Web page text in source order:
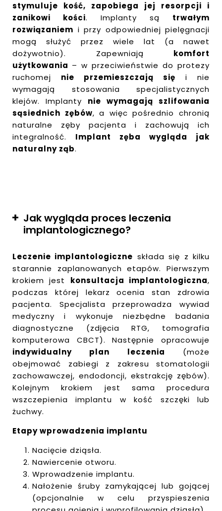
stymuluje kość, zapobiega jej resorpcji i
zanikowi kości. Implanty są trwałym
rozwiązaniem i przy odpowiedniej pielęgnacji
mogą służyć przez wiele lat (a nawet
dożywotnio). Zapewniają komfort
użytkowania – w przeciwieństwie do protezy
ruchomej nie przemieszczają się i nie
wymagają stosowania specjalistycznych
klejów. Implanty nie wymagają szlifowania
sąsiednich zębów, a więc pośrednio chronią
naturalne zęby pacjenta i zachowują ich
integralność. Implant zęba wygląda jak
naturalny ząb.
Jak wygląda proces leczenia
implantologicznego?
Leczenie implantologiczne składa się z kilku
starannie zaplanowanych etapów. Pierwszym
krokiem jest konsultacja implantologiczna,
podczas której lekarz ocenia stan zdrowia
pacjenta. Specjalista przeprowadza wywiad
medyczny i wykonuje niezbędne badania
diagnostyczne (zdjęcia RTG, tomografia
komputerowa CBCT). Następnie opracowuje
indywidualny plan leczenia (może
obejmować zabiegi z zakresu stomatologii
zachowawczej, endodoncji, ekstrakcję zębów).
Kolejnym krokiem jest sama procedura
wszczepienia implantu w kość szczęki lub
żuchwy.
Etapy wprowadzenia implantu
Nacięcie dziąsła.
Nawiercenie otworu.
Wprowadzenie implantu.
Nałożenie śruby zamykającej lub gojącej
(opcjonalnie w celu przyspieszenia